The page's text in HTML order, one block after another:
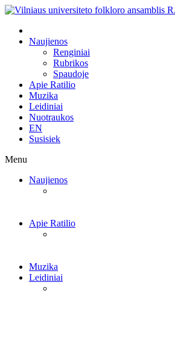
Naujienos
Renginiai
Rubrikos
Spaudoje
Apie Ratilio
Muzika
Leidiniai
Nuotraukos
EN
Susisiek
Menu
Naujienos
Apie Ratilio
Muzika
Leidiniai